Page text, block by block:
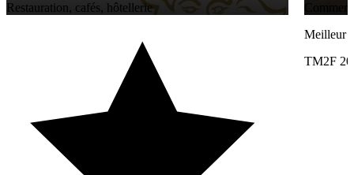
Restauration, cafés, hôtellerie
Meilleur
TM2F